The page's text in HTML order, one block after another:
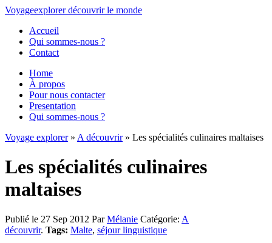
Voyageexplorer découvrirle monde
Accueil
Qui sommes-nous ?
Contact
Home
À propos
Pour nous contacter
Presentation
Qui sommes-nous ?
Voyage explorer» A découvrir» Les spécialités culinaires maltaises
Les spécialités culinaires
maltaises
Publié le 27 Sep 2012 ParMélanie Catégorie: A
découvrir. Tags: Malte, séjour linguistique